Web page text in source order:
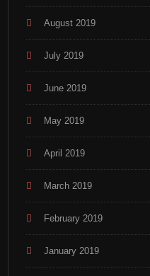
August 2019
July 2019
June 2019
May 2019
April 2019
March 2019
February 2019
January 2019